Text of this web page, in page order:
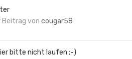
von cougar58
bitte nicht laufen ;-)